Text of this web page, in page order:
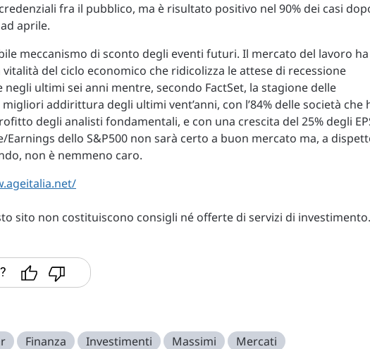
fra il pubblico, ma è risultato positivo nel 90% dei casi
aprile.
meccanismo di sconto degli eventi futuri. Il mercato del lavoro ha
del ciclo economico che ridicolizza le attese di recessione
ultimi sei anni mentre, secondo FactSet, la stagione delle
addirittura degli ultimi vent’anni, con l’84% delle società che
degli analisti fondamentali, e con una crescita del 25% degli
dello S&P500 non sarà certo a buon mercato ma, a
non è nemmeno caro.
sito non costituiscono consigli né offerte di servizi di investimento.
Finanza Investimenti Massimi Mercati